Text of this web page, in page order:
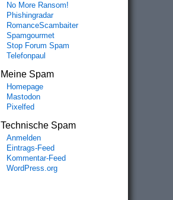
No More Ransom!
Phishingradar
RomanceScambaiter
Spamgourmet
Stop Forum Spam
Telefonpaul
Meine Spam
Homepage
Mastodon
Pixelfed
Technische Spam
Anmelden
Eintrags-Feed
Kommentar-Feed
WordPress.org